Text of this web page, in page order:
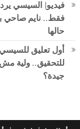
فيديو| السيسي
حالها
أول تعليق
للتحقيق.. ولية
جيدة؟